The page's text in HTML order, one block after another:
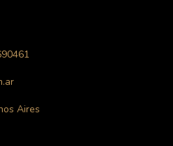
Aires